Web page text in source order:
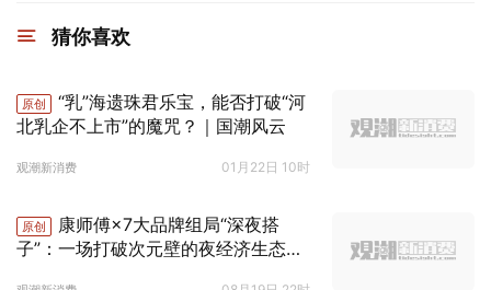
猜你喜欢
原创
“乳”海遗珠君乐宝，能否打破“河
北乳企不上市”的魔咒？｜国潮风云
观潮新消费 01月22日 10时
原创
康师傅×7大品牌组局“深夜搭
子”：一场打破次元壁的夜经济生态实